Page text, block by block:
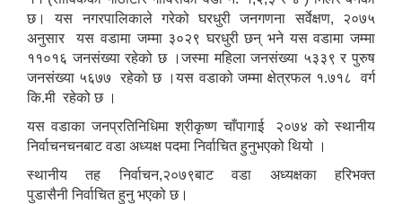
छ। यस नगरपालिकाले गरेको घरधुरी जनगणना सर्वेक्षण, २०७५
अनुसार यस वडामा जम्मा ३०२९ घरधुरी छन् भने यस वडामा जम्मा
११०१६ जनसंख्या रहेको छ ।जस्मा महिला जनसंख्या ५३३९ र पुरुष
जनसंख्या ५६७७ रहेको छ ।यस वडाको जम्मा क्षेत्रफल १.७१८ वर्ग
कि.मी रहेको छ ।
यस वडाका जनप्रतिनिधिमा श्रीकृष्ण चाँपागाई २०७४ को स्थानीय
निर्वाचनचनबाट वडा अध्यक्ष पदमा निर्वाचित हुनुभएको थियो ।
स्थानीय तह निर्वाचन,२०७९बाट वडा अध्यक्षका हरिभक्त
पुडासैनी निर्वाचित हुनु भएको छ।